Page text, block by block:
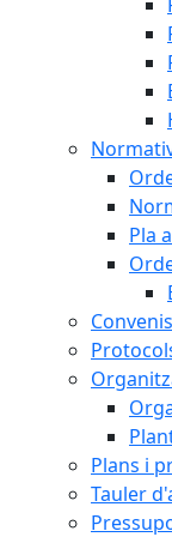
Pla
Plans i
Tauler